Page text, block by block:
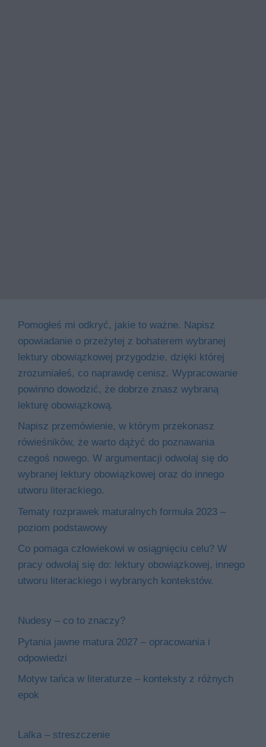
Pomogłeś mi odkryć, jakie to ważne. Napisz
opowiadanie o przeżytej z bohaterem wybranej
lektury obowiązkowej przygodzie, dzięki której
zrozumiałeś, co naprawdę cenisz. Wypracowanie
powinno dowodzić, że dobrze znasz wybraną
lekturę obowiązkową.
Napisz przemówienie, w którym przekonasz
rówieśników, że warto dążyć do poznawania
czegoś nowego. W argumentacji odwołaj się do
wybranej lektury obowiązkowej oraz do innego
utworu literackiego.
Tematy rozprawek maturalnych formuła 2023 –
poziom podstawowy
Co pomaga człowiekowi w osiągnięciu celu? W
pracy odwołaj się do: lektury obowiązkowej, innego
utworu literackiego i wybranych kontekstów.
Nudesy – co to znaczy?
Pytania jawne matura 2027 – opracowania i
odpowiedzi
Motyw tańca w literaturze – konteksty z różnych
epok
Lalka – streszczenie